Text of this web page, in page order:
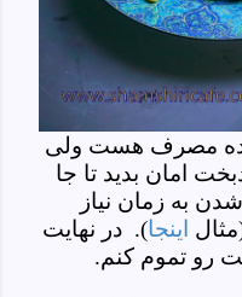
مصرف هست ولی
امان بدید تا جا
به زمان نیاز
اینجا). در نهایت
رو تموم کنم.